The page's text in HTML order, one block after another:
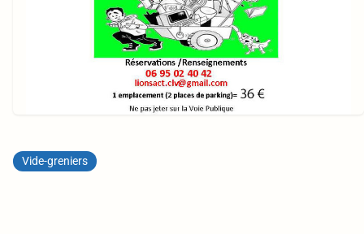
Vide-greniers